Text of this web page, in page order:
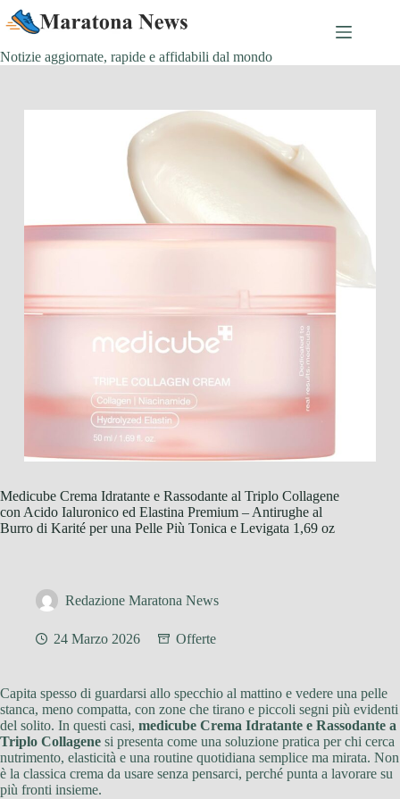
Salta
al
contenuto
Notizie aggiornate, rapide e affidabili dal mondo
Medicube Crema Idratante e Rassodante al Triplo Collagene
con Acido Ialuronico ed Elastina Premium – Antirughe al
Burro di Karité per una Pelle Più Tonica e Levigata 1,69 oz
Redazione Maratona News
24 Marzo 2026 Offerte
Capita spesso di guardarsi allo specchio al mattino e vedere una pelle
stanca, meno compatta, con zone che tirano e piccoli segni più evidenti
del solito. In questi casi, medicube Crema Idratante e Rassodante a
Triplo Collagene si presenta come una soluzione pratica per chi cerca
nutrimento, elasticità e una routine quotidiana semplice ma mirata. Non
è la classica crema da usare senza pensarci, perché punta a lavorare su
più fronti insieme.